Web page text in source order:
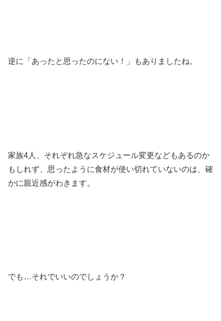
逆に「あったと思ったのにない！」もありましたね。
家族4人、それぞれ急なスケジュール変更などもあるのか
もしれず、思ったように食材が使い切れていないのは、確
かに親近感がわきます。
でも…それでいいのでしょうか？